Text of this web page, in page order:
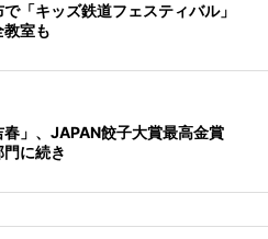
で「キッズ鉄道フェスティバル」
室も
春」、JAPAN餃子大賞最高金賞
に続き